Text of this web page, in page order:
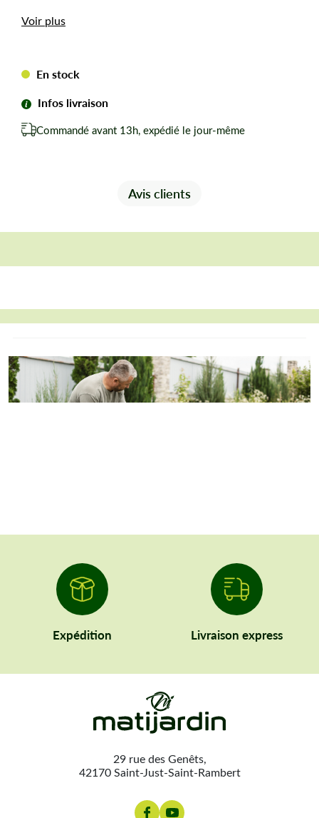
Voir plus
En stock
Infos livraison
Commandé avant 13h, expédié le jour-même
Avis clients
Expédition Livraison express
29 rue des Genêts,
42170 Saint-Just-Saint-Rambert